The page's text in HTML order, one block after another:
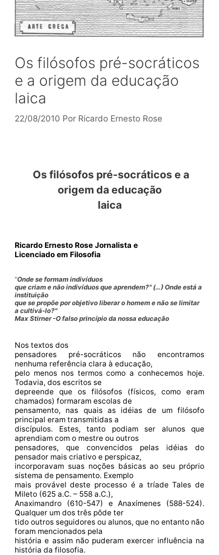
Os filósofos pré-socráticos
e a origem da educação
laica
22/08/2010 Por Ricardo Ernesto Rose
Os filósofos pré-socráticos e a
origem da educação
laica
Ricardo Ernesto Rose Jornalista e
Licenciado em Filosofia
"Onde se formam indivíduos
que criam e não indivíduos que aprendem?" (…) Onde está a
instituição
que se propõe por objetivo liberar o homem e não se limitar
a cultivá-lo?"
Max Stirner -O falso princípio da nossa educação
Nos textos dos
pensadores pré-socráticos não encontramos
nenhuma referência clara à educação,
pelo menos nos termos como a conhecemos hoje.
Todavia, dos escritos se
depreende que os filósofos (físicos, como eram
chamados) formaram escolas de
pensamento, nas quais as idéias de um filósofo
principal eram transmitidas a
discípulos. Estes, tanto podiam ser alunos que
aprendiam com o mestre ou outros
pensadores, que convencidos pelas idéias do
pensador mais criativo e perspicaz,
incorporavam suas noções básicas ao seu próprio
sistema de pensamento. Exemplo
mais provável deste processo é a tríade Tales de
Mileto (625 a.C. – 558 a.C.),
Anaximandro (610-547) e Anaxímenes (588-524).
Qualquer um dos três pôde ter
tido outros seguidores ou alunos, que no entanto não
foram mencionados pela
história e assim não puderam exercer influência na
história da filosofia.